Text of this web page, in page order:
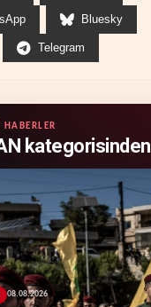
Bluesky
Telegram
HABERLER
kategorisinden
08.08.2026